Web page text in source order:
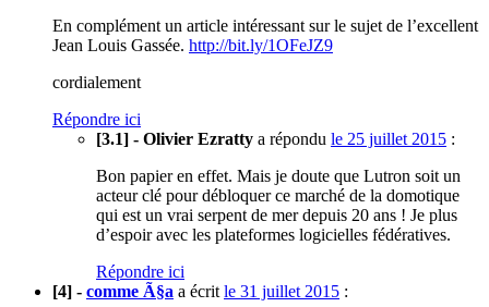
En complément un article intéressant sur le sujet de l’excellent
Jean Louis Gassée. http://bit.ly/1OFeJZ9
cordialement
Répondre ici
[3.1] - Olivier Ezratty a répondu le 25 juillet 2015 :
Bon papier en effet. Mais je doute que Lutron soit un
acteur clé pour débloquer ce marché de la domotique
qui est un vrai serpent de mer depuis 20 ans ! Je plus
d’espoir avec les plateformes logicielles fédératives.
Répondre ici
[4] - comme Ã§a a écrit le 31 juillet 2015 :